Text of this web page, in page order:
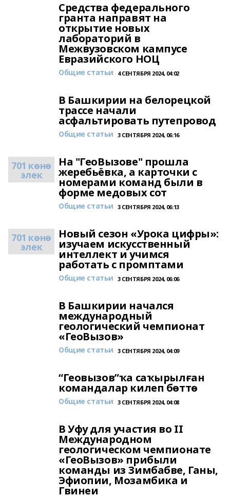
Средства федерального
гранта направят на
открытие новых
лабораторий в
Межвузовском кампусе
Евразийского НОЦ
Общие статьи 4 СЕНТЯБРЯ 2024, 04:02
В Башкирии на белорецкой
трассе начали
асфальтировать путепровод
Общие статьи 3 СЕНТЯБРЯ 2024, 06:16
701 көнө
элек
На "ГеоВызове" прошла
жеребьёвка, а карточки с
номерами команд были в
форме медовых сот
Общие статьи 3 СЕНТЯБРЯ 2024, 06:13
701 көнө
элек
Новый сезон «Урока цифры»:
изучаем искусственный
интеллект и учимся
работать с промптами
Общие статьи 3 СЕНТЯБРЯ 2024, 06:06
В Башкирии начался
международный
геологический чемпионат
«ГеоВызов»
Общие статьи 3 СЕНТЯБРЯ 2024, 04:09
“Геовызов”ҡа саҡырылған
командалар килеп бөттө
Общие статьи 3 СЕНТЯБРЯ 2024, 04:08
В Уфу для участия во II
Международном
геологическом чемпионате
«ГеоВызов» прибыли
команды из Зимбабве, Ганы,
Эфиопии, Мозамбика и
Гвинеи